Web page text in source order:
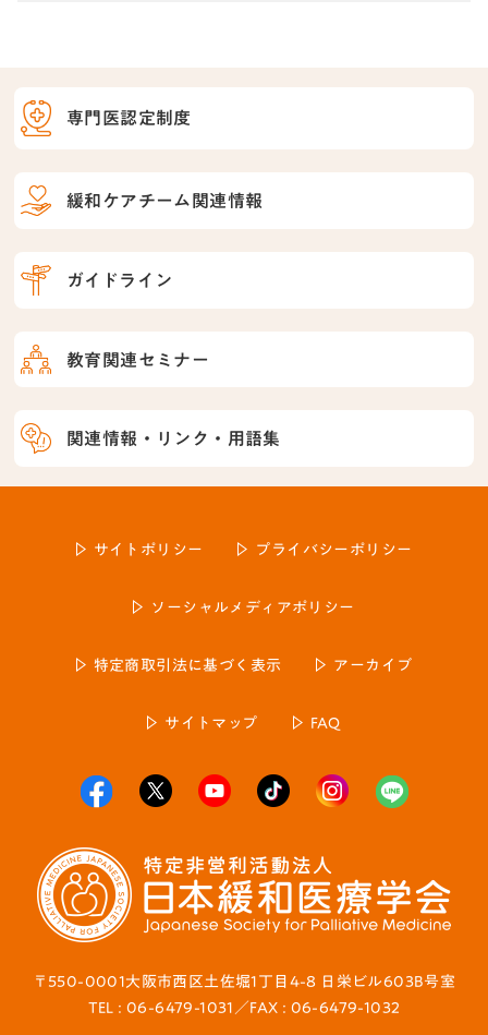
専門医認定制度
緩和ケアチーム関連情報
ガイドライン
教育関連セミナー
関連情報・リンク・用語集
〒550-0001大阪市西区土佐堀1丁目4-8 日栄ビル603B号室
TEL : 06-6479-1031／FAX : 06-6479-1032
サイトポリシー プライバシーポリシー
ソーシャルメディアポリシー
特定商取引法に基づく表示 アーカイブ
サイトマップ FAQ